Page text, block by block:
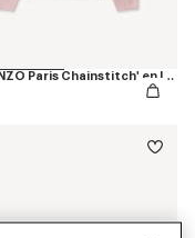
Pull 'KENZO Paris Chainstitch' en laine et coton